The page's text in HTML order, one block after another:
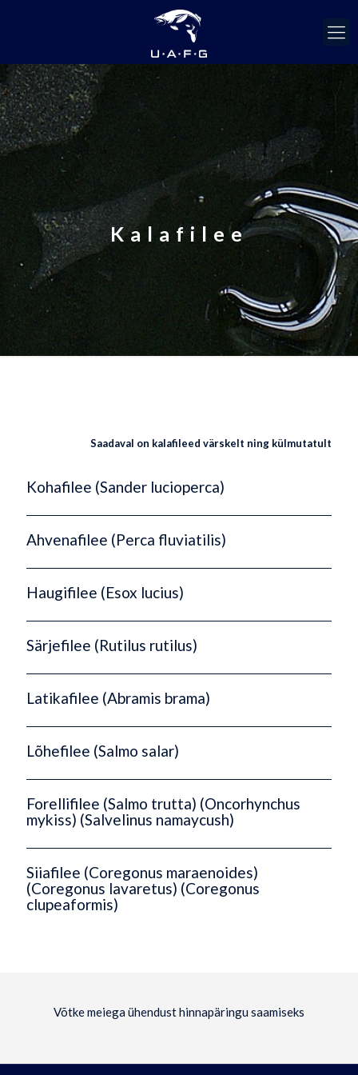
Kalafilee
Saadaval on kalafileed värskelt ning külmutatult
Kohafilee (Sander lucioperca)
Ahvenafilee (Perca fluviatilis)
Haugifilee (Esox lucius)
Särjefilee (Rutilus rutilus)
Latikafilee (Abramis brama)
Lõhefilee (Salmo salar)
Forellifilee (Salmo trutta) (Oncorhynchus
mykiss) (Salvelinus namaycush)
Siiafilee (Coregonus maraenoides)
(Coregonus lavaretus) (Coregonus
clupeaformis)
Võtke meiega ühendust hinnapäringu saamiseks